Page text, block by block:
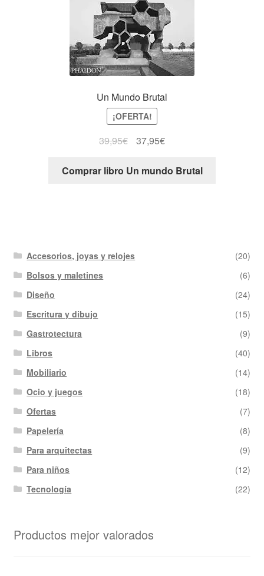
Un Mundo Brutal
¡OFERTA!
39,95€ 37,95€
Comprar libro Un mundo Brutal
Accesorios, joyas y relojes
(20)
Bolsos y maletines
(6)
Diseño
(24)
Escritura y dibujo
(15)
Gastrotectura
(9)
Libros
(40)
Mobiliario
(14)
Ocio y juegos
(18)
Ofertas
(7)
Papelería
(8)
Para arquitectas
(9)
Para niños
(12)
Tecnología
(22)
Productos mejor valorados